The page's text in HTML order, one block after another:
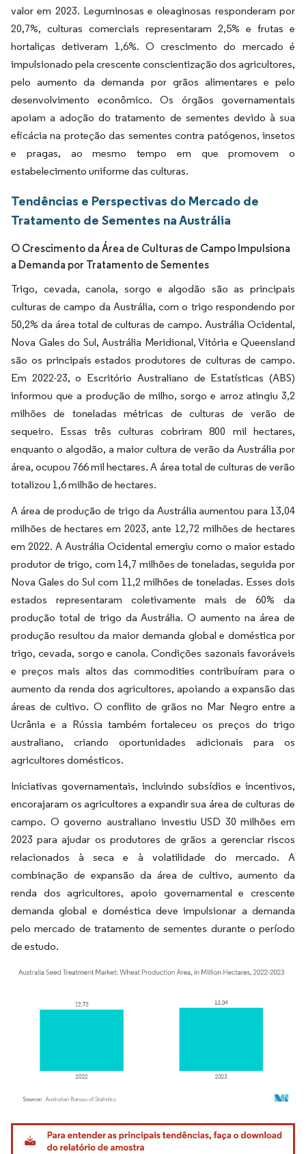
valor em 2023. Leguminosas e oleaginosas responderam por
20,7%, culturas comerciais representaram 2,5% e frutas e
hortaliças detiveram 1,6%. O crescimento do mercado é
impulsionado pela crescente conscientização dos agricultores,
pelo aumento da demanda por grãos alimentares e pelo
desenvolvimento econômico. Os órgãos governamentais
apoiam a adoção do tratamento de sementes devido à sua
eficácia na proteção das sementes contra patógenos, insetos
e pragas, ao mesmo tempo em que promovem o
estabelecimento uniforme das culturas.
Tendências e Perspectivas do Mercado de
Tratamento de Sementes na Austrália
O Crescimento da Área de Culturas de Campo Impulsiona
a Demanda por Tratamento de Sementes
Trigo, cevada, canola, sorgo e algodão são as principais
culturas de campo da Austrália, com o trigo respondendo por
50,2% da área total de culturas de campo. Austrália Ocidental,
Nova Gales do Sul, Austrália Meridional, Vitória e Queensland
são os principais estados produtores de culturas de campo.
Em 2022-23, o Escritório Australiano de Estatísticas (ABS)
informou que a produção de milho, sorgo e arroz atingiu 3,2
milhões de toneladas métricas de culturas de verão de
sequeiro. Essas três culturas cobriram 800 mil hectares,
enquanto o algodão, a maior cultura de verão da Austrália por
área, ocupou 766 mil hectares. A área total de culturas de verão
totalizou 1,6 milhão de hectares.
A área de produção de trigo da Austrália aumentou para 13,04
milhões de hectares em 2023, ante 12,72 milhões de hectares
em 2022. A Austrália Ocidental emergiu como o maior estado
produtor de trigo, com 14,7 milhões de toneladas, seguida por
Nova Gales do Sul com 11,2 milhões de toneladas. Esses dois
estados representaram coletivamente mais de 60% da
produção total de trigo da Austrália. O aumento na área de
produção resultou da maior demanda global e doméstica por
trigo, cevada, sorgo e canola. Condições sazonais favoráveis
e preços mais altos das commodities contribuíram para o
aumento da renda dos agricultores, apoiando a expansão das
áreas de cultivo. O conflito de grãos no Mar Negro entre a
Ucrânia e a Rússia também fortaleceu os preços do trigo
australiano, criando oportunidades adicionais para os
agricultores domésticos.
Iniciativas governamentais, incluindo subsídios e incentivos,
encorajaram os agricultores a expandir sua área de culturas de
campo. O governo australiano investiu USD 30 milhões em
2023 para ajudar os produtores de grãos a gerenciar riscos
relacionados à seca e à volatilidade do mercado. A
combinação de expansão da área de cultivo, aumento da
renda dos agricultores, apoio governamental e crescente
demanda global e doméstica deve impulsionar a demanda
pelo mercado de tratamento de sementes durante o período
de estudo.
Imagem © Mordor Intelligence. O reuso requer atribuição conforme CC BY 4.0.